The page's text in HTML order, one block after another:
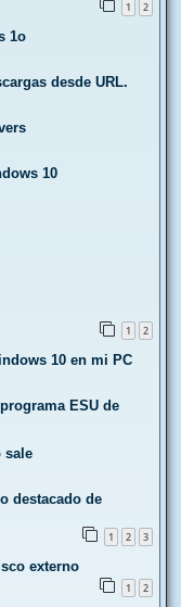
1 2
1o
desde URL.
10
1 2
10 en mi PC
ESU de
sale
destacado de
1 2 3
externo
1 2